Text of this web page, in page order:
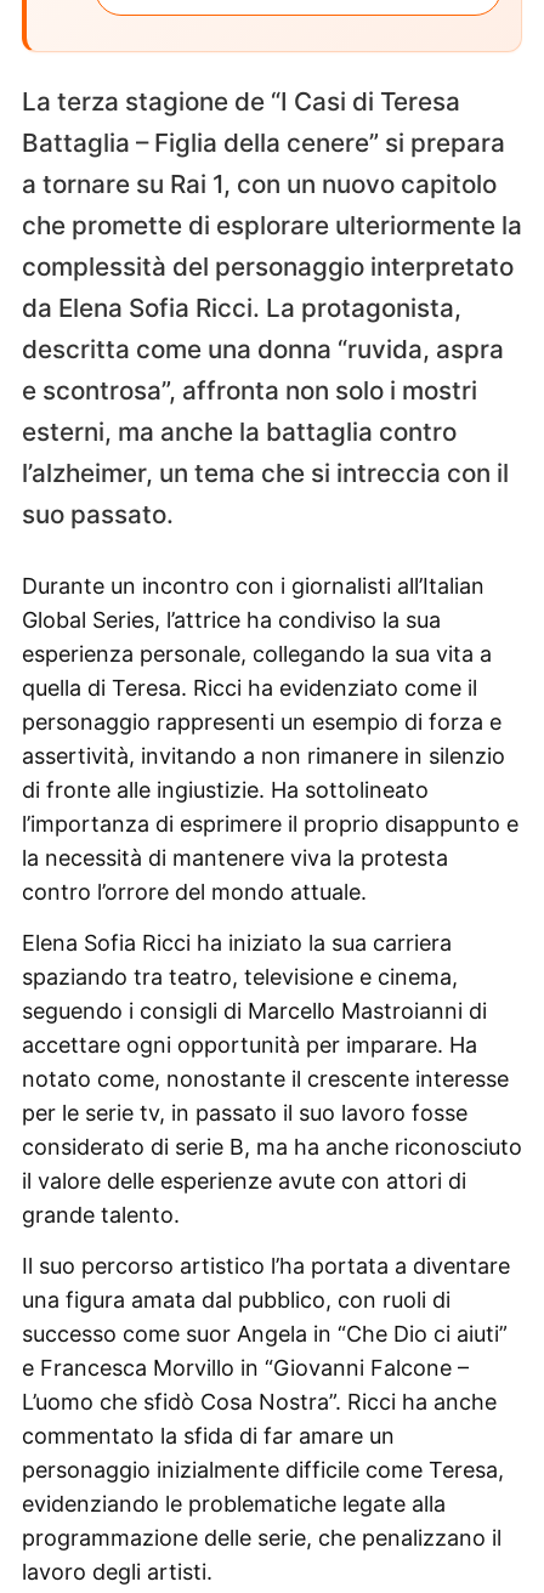
La terza stagione de “I Casi di Teresa
Battaglia – Figlia della cenere” si prepara
a tornare su Rai 1, con un nuovo capitolo
che promette di esplorare ulteriormente la
complessità del personaggio interpretato
da Elena Sofia Ricci. La protagonista,
descritta come una donna “ruvida, aspra
e scontrosa”, affronta non solo i mostri
esterni, ma anche la battaglia contro
l’alzheimer, un tema che si intreccia con il
suo passato.
Durante un incontro con i giornalisti all’Italian
Global Series, l’attrice ha condiviso la sua
esperienza personale, collegando la sua vita a
quella di Teresa. Ricci ha evidenziato come il
personaggio rappresenti un esempio di forza e
assertività, invitando a non rimanere in silenzio
di fronte alle ingiustizie. Ha sottolineato
l’importanza di esprimere il proprio disappunto e
la necessità di mantenere viva la protesta
contro l’orrore del mondo attuale.
Elena Sofia Ricci ha iniziato la sua carriera
spaziando tra teatro, televisione e cinema,
seguendo i consigli di Marcello Mastroianni di
accettare ogni opportunità per imparare. Ha
notato come, nonostante il crescente interesse
per le serie tv, in passato il suo lavoro fosse
considerato di serie B, ma ha anche riconosciuto
il valore delle esperienze avute con attori di
grande talento.
Il suo percorso artistico l’ha portata a diventare
una figura amata dal pubblico, con ruoli di
successo come suor Angela in “Che Dio ci aiuti”
e Francesca Morvillo in “Giovanni Falcone –
L’uomo che sfidò Cosa Nostra”. Ricci ha anche
commentato la sfida di far amare un
personaggio inizialmente difficile come Teresa,
evidenziando le problematiche legate alla
programmazione delle serie, che penalizzano il
lavoro degli artisti.